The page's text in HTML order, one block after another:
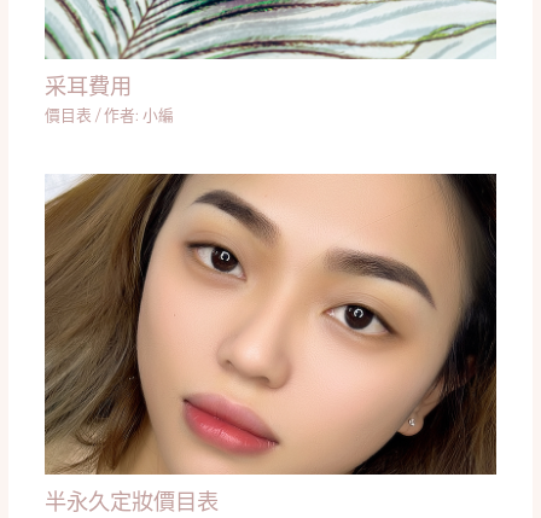
采耳費用
價目表 / 作者: 小編
半永久定妝價目表